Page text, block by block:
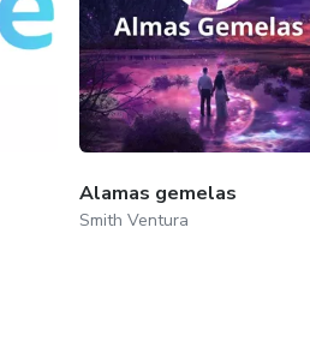
Alamas gemelas
Smith Ventura